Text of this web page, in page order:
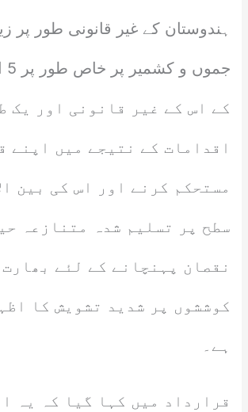
ہندوستان کے غیر قانونی طور پر
کے اس کے غیر قانونی اور یک
اقدامات کے نتیجے میں اپنے
مستحکم کرنے اور اس کی بین
سطح پر تسلیم شدہ متنازعہ
نقصان پہنچانے کے لئے
کوششوں پر شدید تشویش کا
ہے۔
قرارداد میں کہا گیا کہ یہ